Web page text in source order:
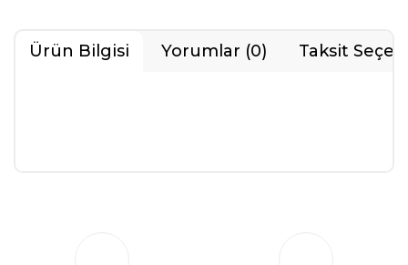
Ürün Bilgisi Yorumlar (0) Taksit